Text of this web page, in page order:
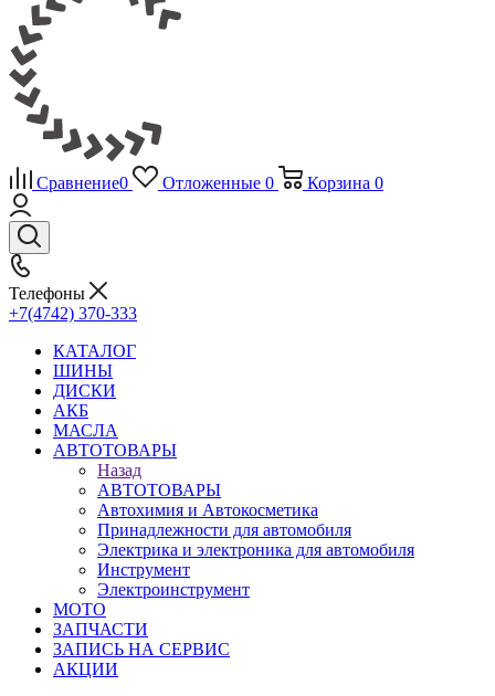
Сравнение0 Отложенные 0 Корзина 0
Телефоны
+7(4742) 370-333
КАТАЛОГ
ШИНЫ
ДИСКИ
АКБ
МАСЛА
АВТОТОВАРЫ
Назад
АВТОТОВАРЫ
Автохимия и Автокосметика
Принадлежности для автомобиля
Электрика и электроника для автомобиля
Инструмент
Электроинструмент
МОТО
ЗАПЧАСТИ
ЗАПИСЬ НА СЕРВИС
АКЦИИ